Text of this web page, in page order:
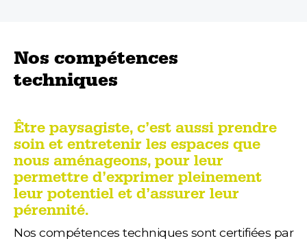
Nos compétences
techniques
Être paysagiste, c’est aussi prendre
soin et entretenir les espaces que
nous aménageons, pour leur
permettre d’exprimer pleinement
leur potentiel et d’assurer leur
pérennité.
Nos compétences techniques sont certifiées par